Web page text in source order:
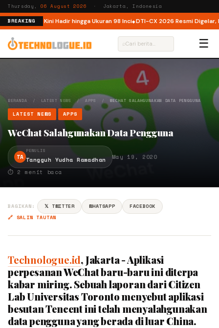
Thursday,06 August 2026 · Jakarta, Indonesia
BREAKING
Indonesia, Kini Hadir hingga Ukuran 98 Inci DTI-CX 2026 Resmi Digelar,
⌕ ☰
BERANDA / LATEST NEWS / APPS / WECHAT SALAHGUNAKAN DATA PENGGUNA
LATEST NEWS APPS
WeChat Salahgunakan Data Pengguna
TA
PENULIS
Tangguh Yudha Ramadhan
May 19, 2020
⏱ 2 menit baca
BAGIKAN: 𝕏 TWITTER WHATSAPP
FACEBOOK
🔗 SALIN TAUTAN
Technologue.id, Jakarta - Aplikasi
perpesanan WeChat baru-baru ini diterpa
kabar miring. Sebuah laporan dari Citizen
Lab Universitas Toronto menyebut aplikasi
besutan Tencent ini telah menyalahgunakan
data pengguna yang berada di luar China.